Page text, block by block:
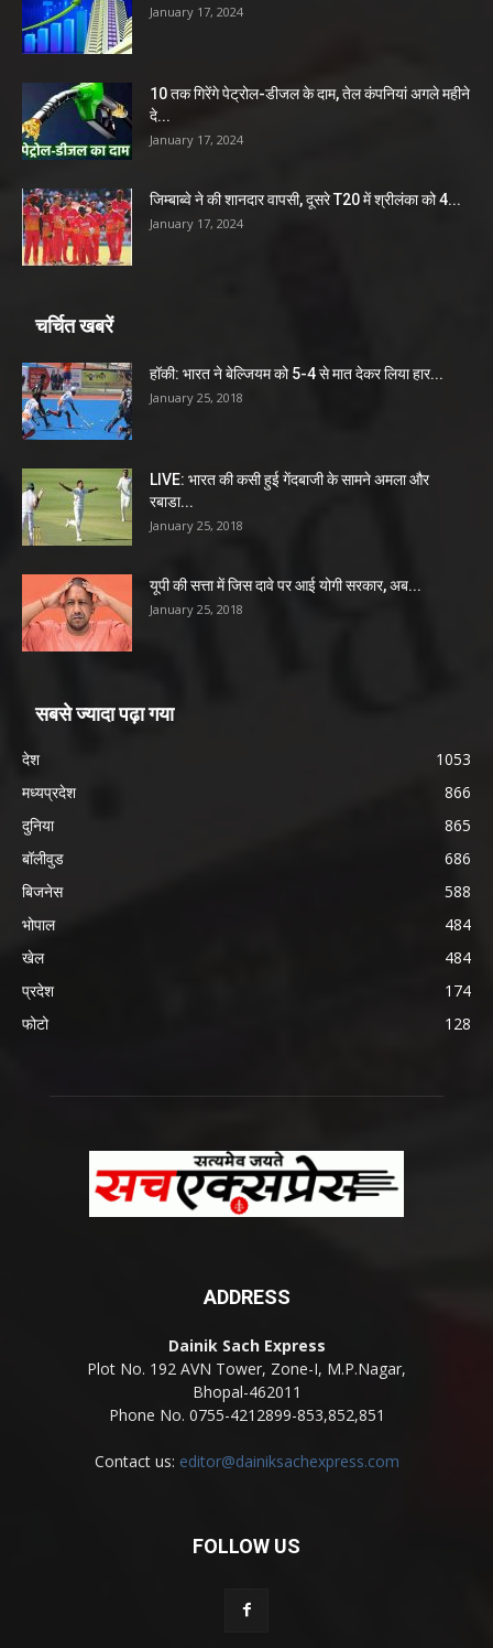
January 17, 2024
10 तक गिरेंगे पेट्रोल-डीजल के दाम, तेल कंपनियां अगले महीने
दे...
January 17, 2024
जिम्बाब्वे ने की शानदार वापसी, दूसरे T20 में श्रीलंका को 4...
January 17, 2024
चर्चित खबरें
हॉकी: भारत ने बेल्जियम को 5-4 से मात देकर लिया हार...
January 25, 2018
LIVE: भारत की कसी हुई गेंदबाजी के सामने अमला और
रबाडा...
January 25, 2018
यूपी की सत्ता में जिस दावे पर आई योगी सरकार, अब...
January 25, 2018
सबसे ज्यादा पढ़ा गया
देश
1053
मध्यप्रदेश
866
दुनिया
865
बॉलीवुड
686
बिजनेस
588
भोपाल
484
खेल
484
प्रदेश
174
फोटो
128
ADDRESS
Dainik Sach Express
Plot No. 192 AVN Tower, Zone-I, M.P.Nagar,
Bhopal-462011
Phone No. 0755-4212899-853,852,851
Contact us: editor@dainiksachexpress.com
FOLLOW US